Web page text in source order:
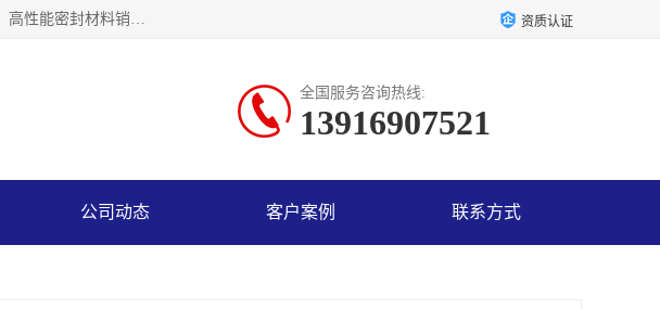
沈阳默塔化学有限公司经营范围包括：化工产品销售，专用化学产品销售，非食用盐销售，食品添加剂销售，高性能密封材料销售，涂料销售，合成材料销售，工程塑料及合成树脂销售等；主要产品有高纯电子级环丁砜，总金属离子可控制在ppb级别、纯度高、颜色浅、耐高温分解时间长，特别适合于半导体制造，硅片晶圆制造，清洗湿电子化学品，锂电池电解液，电子油墨，特种材料等高端行业；也适用于医药合成。 资质认证
全国服务咨询热线:
13916907521
公司动态 客户案例 联系方式